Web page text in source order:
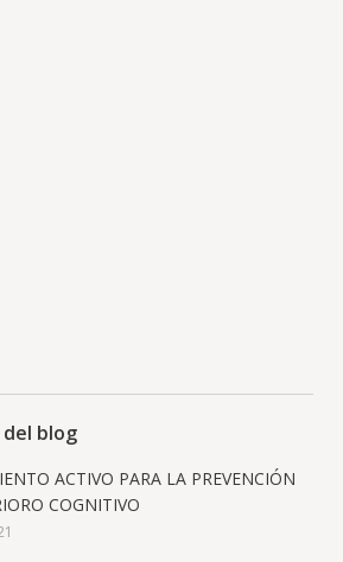
blog
ACTIVO PARA LA PREVENCIÓN
COGNITIVO